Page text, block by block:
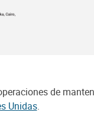
de
Unidas.